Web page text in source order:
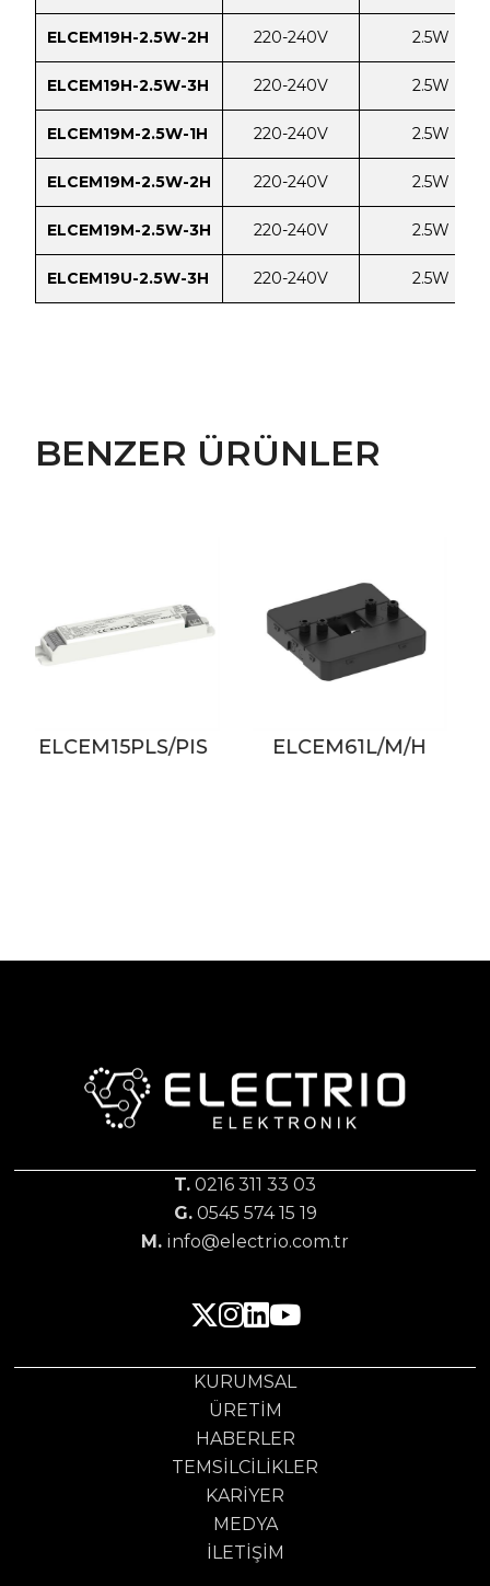
ELCEM19H-2.5W-2H 220-240V 2.5W
ELCEM19H-2.5W-3H 220-240V 2.5W
ELCEM19M-2.5W-1H 220-240V 2.5W
ELCEM19M-2.5W-2H 220-240V 2.5W
ELCEM19M-2.5W-3H 220-240V 2.5W
ELCEM19U-2.5W-3H 220-240V 2.5W
BENZER ÜRÜNLER
ELCEM61L/M/H ELCEM70L/H
T. 0216 311 33 03
G.0545 574 15 19
M. info@electrio.com.tr
KURUMSAL
ÜRETIM
HABERLER
TEMSILCILIKLER
KARIYER
MEDYA
İLETIŞIM